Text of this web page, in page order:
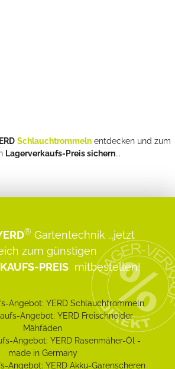
Schlauchtrommelnentdecken und zum
Lagerverkaufs-Preis sichern...
® Gartentechnik ...jetzt
zum günstigen
PREIS mitbestellen!